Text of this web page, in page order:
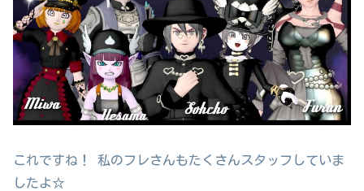
これですね！ 私のフレさんもたくさんスタッフしていま
したよ☆